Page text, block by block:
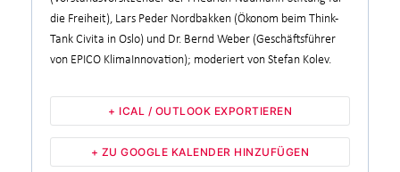
die Freiheit), Lars Peder Nordbakken (Ökonom beim Think-
Tank Civita in Oslo) und Dr. Bernd Weber (Geschäftsführer
von EPICO KlimaInnovation); moderiert von Stefan Kolev.
+ ZU GOOGLE KALENDER HINZUFÜGEN
+ ICAL / OUTLOOK EXPORTIEREN